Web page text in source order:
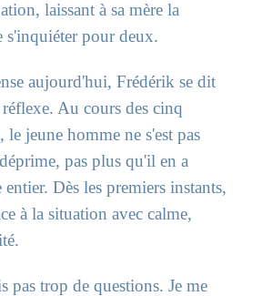
laissant à sa mère la
s'inquiéter pour deux.
aujourd'hui, Frédérik se dit
Au cours des cinq
le jeune homme ne s'est pas
pas plus qu'il en a
Dès les premiers instants,
à la situation avec calme,
pas trop de questions. Je me